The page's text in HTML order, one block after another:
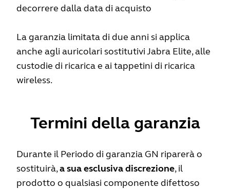
decorrere dalla data di acquisto
La garanzia limitata di due anni si applica
anche agli auricolari sostitutivi Jabra Elite, alle
custodie di ricarica e ai tappetini di ricarica
wireless.
Termini della garanzia
Durante il Periodo di garanzia GN riparerà o
sostituirà,a sua esclusiva discrezione, il
prodotto o qualsiasi componente difettoso